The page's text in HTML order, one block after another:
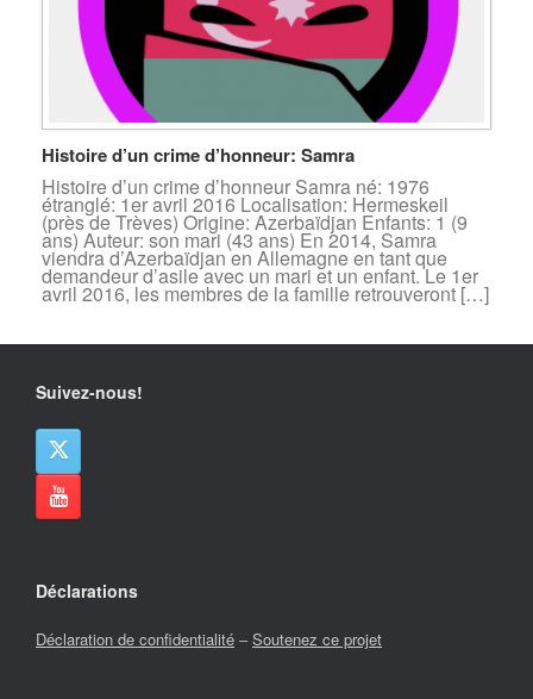
Histoire d’un crime d’honneur: Samra
Histoire d’un crime d’honneur Samra né: 1976
étranglé: 1er avril 2016 Localisation: Hermeskeil
(près de Trèves) Origine: Azerbaïdjan Enfants: 1 (9
ans) Auteur: son mari (43 ans) En 2014, Samra
viendra d’Azerbaïdjan en Allemagne en tant que
demandeur d’asile avec un mari et un enfant. Le 1er
avril 2016, les membres de la famille retrouveront […]
Suivez-nous!
Déclarations
Déclaration de confidentialité –Soutenez ce projet